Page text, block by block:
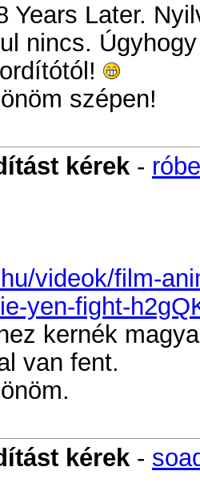
Years Later.
nincs.
szépen!
kérek -
videok/film-
yen-fight-
kernék
van fent.
kérek -